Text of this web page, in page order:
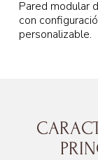
Pared modular
con
personalizable.